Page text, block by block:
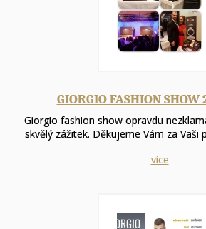
GIORGIO FASHION SHOW
Giorgio fashion show opravdu
skvělý zážitek. Děkujeme Vám za Vaši
více